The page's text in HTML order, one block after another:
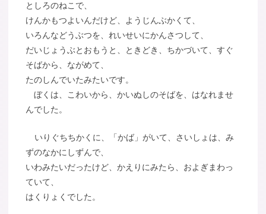
としろのねこで、
けんかもつよいんだけど、ようじんぶかくて、
いろんなどうぶつを、れいせいにかんさつして、
だいじょうぶとおもうと、ときどき、ちかづいて、すぐ
そばから、ながめて、
たのしんでいたみたいです。
ぼくは、こわいから、かいぬしのそばを、はなれませ
んでした。
いりぐちちかくに、「かば」がいて、さいしょは、み
ずのなかにしずんで、
いわみたいだったけど、かえりにみたら、およぎまわっ
ていて、
はくりょくでした。